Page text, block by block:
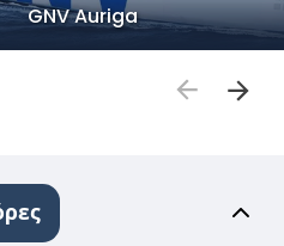
GNV Auriga